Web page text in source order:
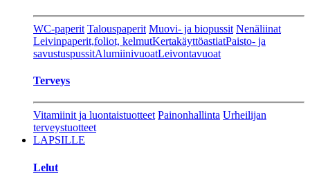
WC-paperit Talouspaperit Muovi- ja biopussit Nenäliinat
Leivinpaperit,foliot, kelmutKertakäyttöastiatPaisto- ja
savustuspussitAlumiinivuoatLeivontavuoat
Terveys
Vitamiinit ja luontaistuotteet Painonhallinta Urheilijan
terveystuotteet
LAPSILLE
Lelut